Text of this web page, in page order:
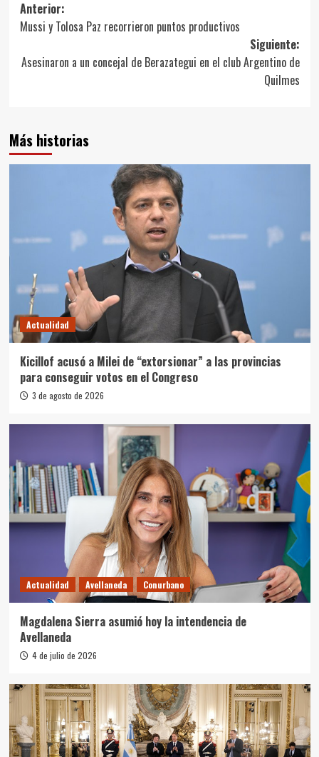
Navegación
de
entradas
Anterior:
Mussi y Tolosa Paz recorrieron puntos productivos
Siguiente:
Asesinaron a un concejal de Berazategui en el club Argentino de
Quilmes
Más historias
Actualidad
Kicillof acusó a Milei de “extorsionar” a las provincias
para conseguir votos en el Congreso
3 de agosto de 2026
Actualidad Avellaneda Conurbano
Magdalena Sierra asumió hoy la intendencia de
Avellaneda
4 de julio de 2026